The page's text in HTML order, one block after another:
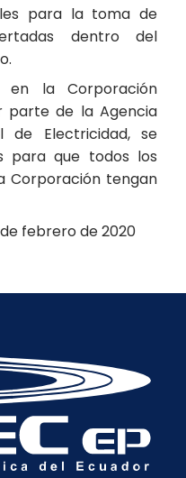
para la toma de
dentro del
en la Corporación
parte de la Agencia
de Electricidad, se
para que todos los
Corporación tengan
de febrero de 2020